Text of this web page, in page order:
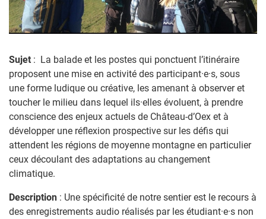
Sujet : La balade et les postes qui ponctuent l’itinéraire
proposent une mise en activité des participant·e·s, sous
une forme ludique ou créative, les amenant à observer et
toucher le milieu dans lequel ils·elles évoluent, à prendre
conscience des enjeux actuels de Château-d’Oex et à
développer une réflexion prospective sur les défis qui
attendent les régions de moyenne montagne en particulier
ceux découlant des adaptations au changement
climatique.
Description : Une spécificité de notre sentier est le recours à
des enregistrements audio réalisés par les étudiant·e·s non